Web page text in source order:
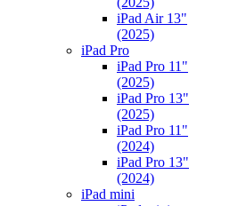
iPad Air 13"
(2025)
iPad Pro
iPad Pro 11"
(2025)
iPad Pro 13"
(2025)
iPad Pro 11"
(2024)
iPad Pro 13"
(2024)
iPad mini